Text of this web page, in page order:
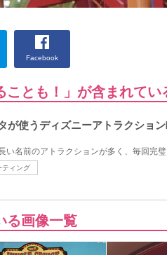
Facebook
ことも！」が含まれて
が使うディズニーアトラクショ
い名前のアトラクションが多く、毎回完
ティング
る画像一覧